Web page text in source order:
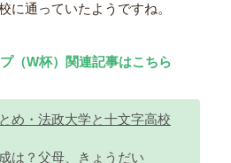
に通っていたようですね。
（W杯）関連記事はこちら
め・法政大学と十文字高校
は？父母、きょうだい